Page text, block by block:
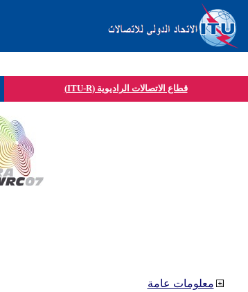
قطاع الاتصالات الراديوية (ITU-R)
معلومات عامة